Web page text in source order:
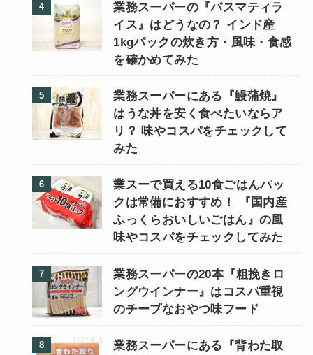
業務スーパーの『バスマティラ
イス』はどうなの？ インド産
1kgパックの炊き方・風味・食感
を確かめてみた
業務スーパーにある『鰻蒲焼』
はうな丼を安く食べたいならア
リ？ 味やコスパをチェックして
みた
業スーで買える10食ごはんパッ
クは常備におすすめ！ 『国内産
ふっくらおいしいごはん』の風
味やコスパをチェックしてみた
業務スーパーの20本『粗挽きロ
ングウインナー』はコスパ重視
のチープなおやつ味フード
業務スーパーにある『背わた取